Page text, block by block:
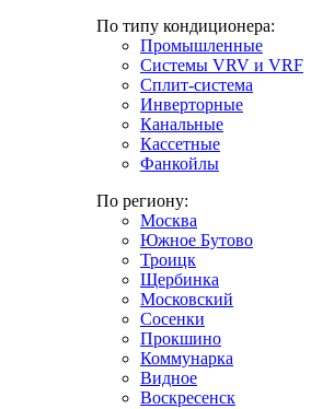
По типу кондиционера:
Промышленные
Системы VRV и VRF
Сплит-система
Инверторные
Канальные
Кассетные
Фанкойлы
По региону:
Москва
Южное Бутово
Троицк
Щербинка
Московский
Сосенки
Прокшино
Коммунарка
Видное
Воскресенск